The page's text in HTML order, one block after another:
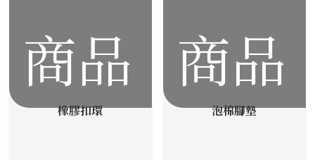
商品
橡膠扣環
商品
泡棉腳墊